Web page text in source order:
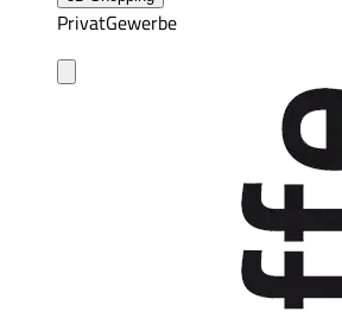
PrivatGewerbe